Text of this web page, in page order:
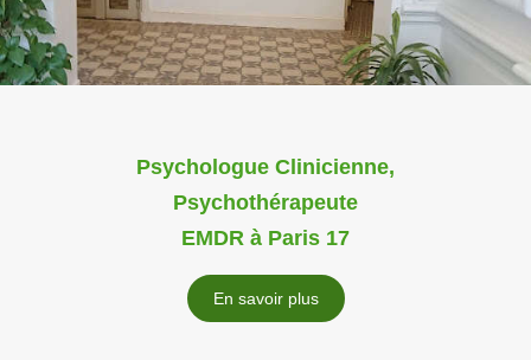
Psychologue Clinicienne,
Psychothérapeute
EMDR à Paris 17
En savoir plus